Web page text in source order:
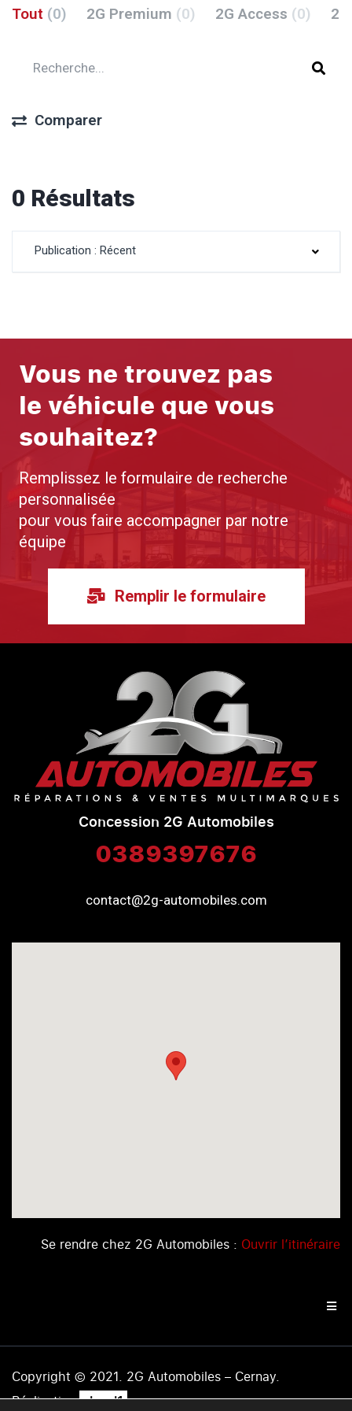
Tout (0) 2G Premium (0) 2G Access (0)
Comparer
0 Résultats
Publication : Récent
Vous ne trouvez pas
le véhicule que vous
souhaitez?
Remplissez le formulaire de recherche
personnalisée
pour vous faire accompagner par notre
équipe
Remplir le formulaire
Concession 2G Automobiles
0389397676
contact@2g-automobiles.com
Se rendre chez 2G Automobiles : Ouvrir l’itinéraire
Copyright © 2021. 2G Automobiles – Cernay.
Réalisation .level1